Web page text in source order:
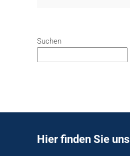
Suchen
Hier finden Sie uns